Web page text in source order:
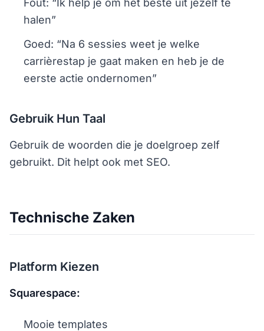
Fout: “Ik help je om het beste uit jezelf te
halen”
Goed: “Na 6 sessies weet je welke
carrièrestap je gaat maken en heb je de
eerste actie ondernomen”
Gebruik Hun Taal
Gebruik de woorden die je doelgroep zelf
gebruikt. Dit helpt ook met SEO.
Technische Zaken
Platform Kiezen
Squarespace:
Mooie templates